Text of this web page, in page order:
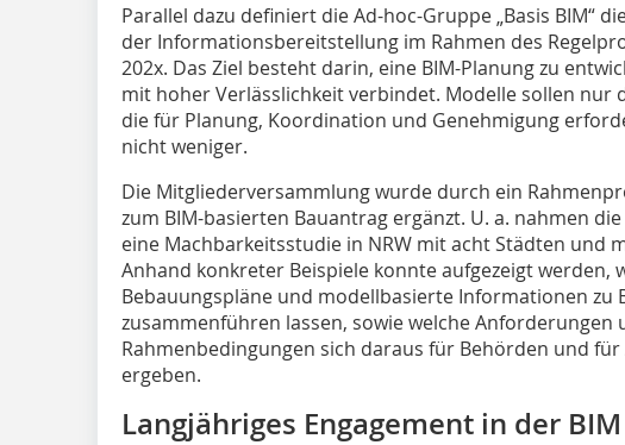
Parallel dazu definiert die Ad-hoc-Gruppe „Basis BIM“
der Informationsbereitstellung im Rahmen des
202x. Das Ziel besteht darin, eine BIM-Planung zu
mit hoher Verlässlichkeit verbindet. Modelle sollen nur
die für Planung, Koordination und Genehmigung
nicht weniger.
Die Mitgliederversammlung wurde durch ein
zum BIM-basierten Bauantrag ergänzt. U. a. nahmen
eine Machbarkeitsstudie in NRW mit acht Städten und
Anhand konkreter Beispiele konnte aufgezeigt werden,
Bebauungspläne und modellbasierte Informationen zu
zusammenführen lassen, sowie welche Anforderungen
Rahmenbedingungen sich daraus für Behörden und
ergeben.
Langjähriges Engagement in der